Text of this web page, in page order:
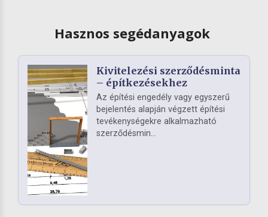
Hasznos segédanyagok
Kivitelezési szerződésminta
– építkezésekhez
Az építési engedély vagy egyszerű
bejelentés alapján végzett építési
tevékenységekre alkalmazható
szerződésmin...